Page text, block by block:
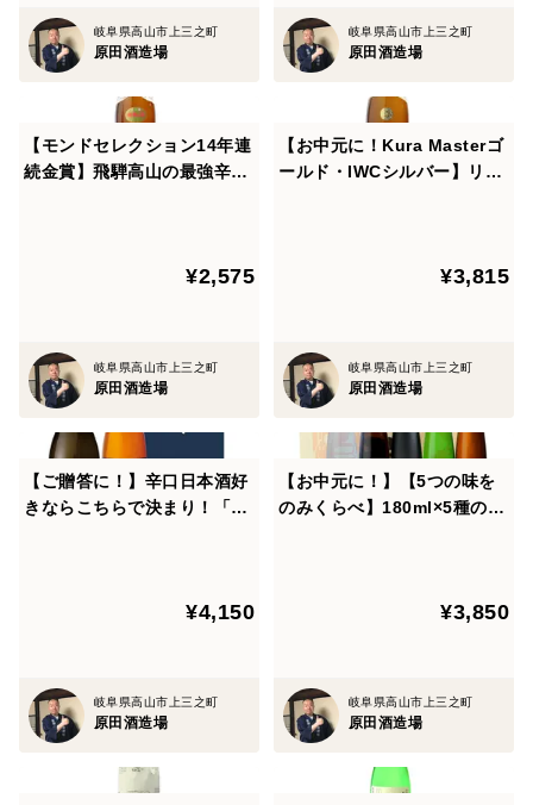
岐阜県高山市上三之町
原田酒造場
岐阜県高山市上三之町
原田酒造場
【モンドセレクション14年連
続金賞】飛騨高山の最強辛口
¥2,575
岐阜県高山市上三之町
原田酒造場
【お中元に！Kura Masterゴ
ールド・IWCシルバー】リン
¥3,815
岐阜県高山市上三之町
原田酒造場
【ご贈答に！】辛口日本酒好
きならこちらで決まり！「山
¥4,150
岐阜県高山市上三之町
原田酒造場
【お中元に！】【5つの味を
のみくらべ】180ml×5種の酒
¥3,850
岐阜県高山市上三之町
原田酒造場